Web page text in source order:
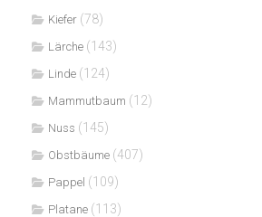
Kiefer (78)
Lärche (143)
Linde (124)
Mammutbaum (12)
Nuss (145)
Obstbäume (407)
Pappel (109)
Platane (113)